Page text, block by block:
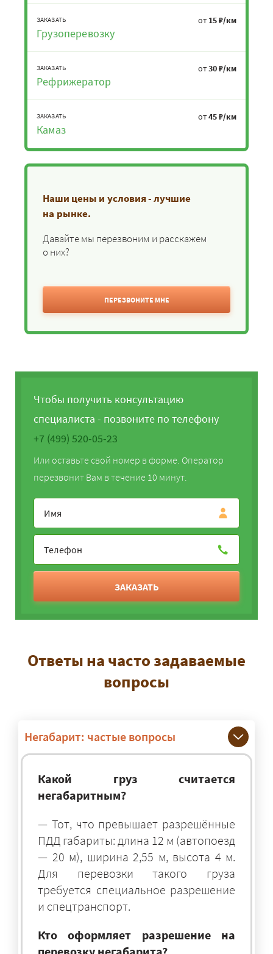
ЗАКАЗАТЬ
Грузоперевозку
от 15 ₽/км
ЗАКАЗАТЬ
Рефрижератор
от30 ₽/км
ЗАКАЗАТЬ
Камаз
от45 ₽/км
Наши цены и условия - лучшие
на рынке.
Давайте мы перезвоним и расскажем
о них?
ПЕРЕЗВОНИТЕ МНЕ
Чтобы получить консультацию
специалиста - позвоните по телефону
+7 (499) 520-05-23
Или оставьте свой номер в форме. Оператор
перезвонит Вам в течение 10 минут.
ЗАКАЗАТЬ
Ответы на часто задаваемые
вопросы
Негабарит: частые вопросы
Какой груз считается
негабаритным?
— Тот, что превышает разрешённые
ПДД габариты: длина 12 м (автопоезд
— 20 м), ширина 2,55 м, высота 4 м.
Для перевозки такого груза
требуется специальное разрешение
и спецтранспорт.
Кто оформляет разрешение на